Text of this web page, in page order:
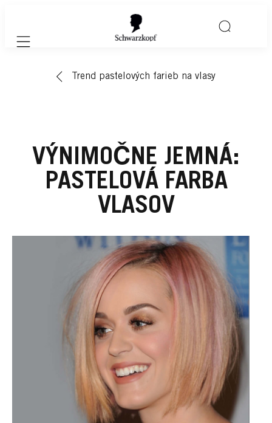
Mobile navigation
Trend pastelových farieb na vlasy
VÝNIMOČNE JEMNÁ:
PASTELOVÁ FARBA
VLASOV